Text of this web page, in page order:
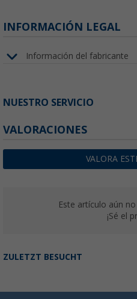
INFORMACIÓN LEGAL
Información del fabricante
NUESTRO SERVICIO
VALORACIONES
VALORA
Este artículo aún
¡Sé el
ZULETZT BESUCHT